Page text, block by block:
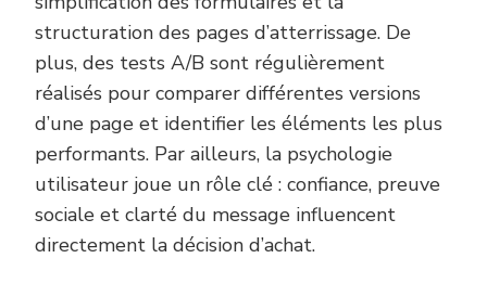
structuration des pages d’atterrissage. De
plus, des tests A/B sont régulièrement
réalisés pour comparer différentes versions
d’une page et identifier les éléments les plus
performants. Par ailleurs, la psychologie
utilisateur joue un rôle clé : confiance, preuve
sociale et clarté du message influencent
directement la décision d’achat.